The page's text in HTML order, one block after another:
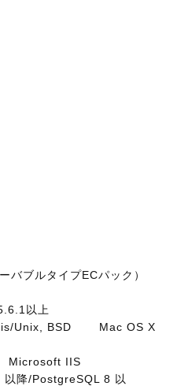
ブルタイプECパック）
以上
Unix, BSD Mac OS X
Microsoft IIS
降/PostgreSQL 8 以